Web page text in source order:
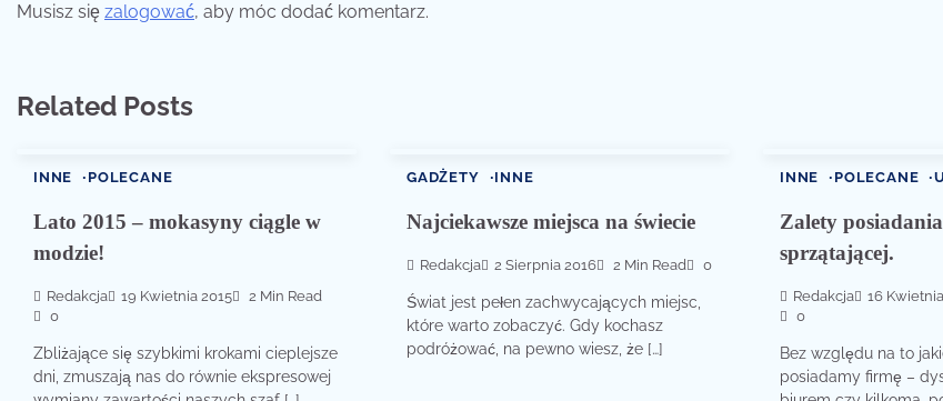
Musisz się zalogować, aby móc dodać komentarz.
Related Posts
INNE POLECANE
Lato 2015 – mokasyny ciągle w
modzie!
Redakcja 19 Kwietnia 2015
2 Min Read
0
Zbliżające się szybkimi krokami cieplejsze
dni, zmuszają nas do równie ekspresowej
GADŻETY INNE
Najciekawsze miejsca na świecie
Redakcja 2 Sierpnia 2016 2 Min Read 0
Świat jest pełen zachwycających miejsc,
które warto zobaczyć. Gdy kochasz
podróżować, na pewno wiesz, że […]
INNE POLECANE
Zalety
sprzątającej.
Redakcja 16
0
Bez względu na to
posiadamy firmę –